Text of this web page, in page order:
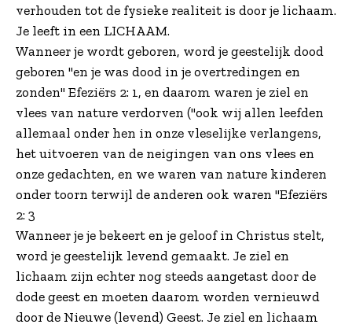
verhouden tot de fysieke realiteit is door je lichaam.
Je leeft in een LICHAAM.
Wanneer je wordt geboren, word je geestelijk dood
geboren "en je was dood in je overtredingen en
zonden" Efeziërs 2: 1, en daarom waren je ziel en
vlees van nature verdorven ("ook wij allen leefden
allemaal onder hen in onze vleselijke verlangens,
het uitvoeren van de neigingen van ons vlees en
onze gedachten, en we waren van nature kinderen
onder toorn terwijl de anderen ook waren "Efeziërs
2: 3
Wanneer je je bekeert en je geloof in Christus stelt,
word je geestelijk levend gemaakt. Je ziel en
lichaam zijn echter nog steeds aangetast door de
dode geest en moeten daarom worden vernieuwd
door de Nieuwe (levend) Geest. Je ziel en lichaam